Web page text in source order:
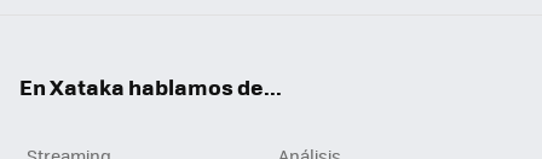
En Xataka hablamos de...